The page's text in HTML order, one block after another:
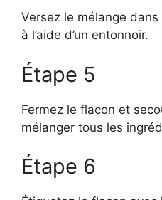
Versez le mélange
à l’aide d’un entonnoir.
Étape 5
Fermez le flacon et
mélanger tous les
Étape 6